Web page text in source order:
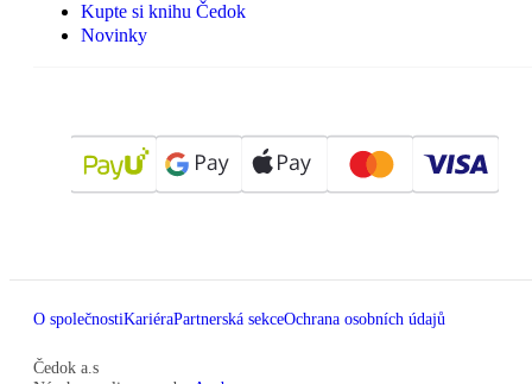
Kupte si knihu Čedok
Novinky
O společnostiKariéraPartnerská sekceOchrana osobních údajů
Čedok a.s